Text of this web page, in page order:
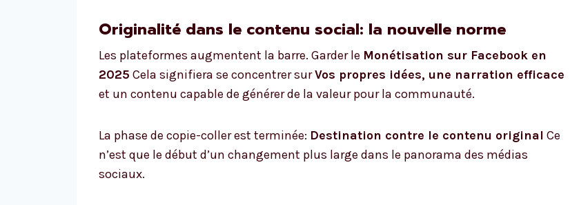
Originalité dans le contenu social: la nouvelle norme
Les plateformes augmentent la barre. Garder le Monétisation sur Facebook en
2025 Cela signifiera se concentrer surVos propres idées, une narration efficace
et un contenu capable de générer de la valeur pour la communauté.
La phase de copie-coller est terminée: Destination contre le contenu original Ce
n’est que le début d’un changement plus large dans le panorama des médias
sociaux.